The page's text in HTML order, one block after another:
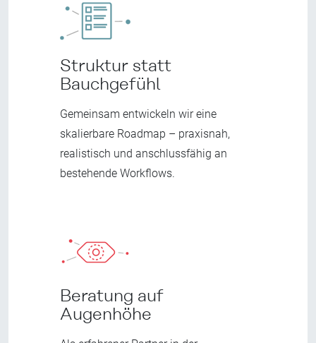
Struktur statt
Bauchgefühl
Gemeinsam entwickeln wir eine
skalierbare Roadmap – praxisnah,
realistisch und anschlussfähig an
bestehende Workflows.
Beratung auf
Augenhöhe